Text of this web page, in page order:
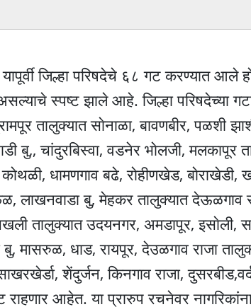
जिल्हा परिषदेचे ६८ गट करण्यात
स्पष्ट झाले आहे. जिल्हा परिषदेच्या
तालुक्यात साेनाळा, बावणबीर, पळशी
बु,, चांदुरबिस्वा, वडनेर भाेलजी,
काेथळी, धामणगाव बढे, राेहीणखेड, बाेराखेडी,
लाखनवाडा बु, मेहकर तालुक्यात देऊळगाव
तालुक्यात उदयनगर, अमडापूर, इसाेली,
मासरुळ, धाड, रायपूर, देउळगाव राजा
शेंदुर्जन, किनगाव राजा,
आहेत. या प्रारुप रचनेवर